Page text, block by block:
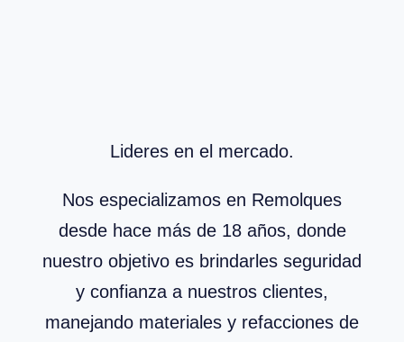
Lideres en el mercado.
Nos especializamos en Remolques
desde hace más de 18 años, donde
nuestro objetivo es brindarles seguridad
y confianza a nuestros clientes,
manejando materiales y refacciones de